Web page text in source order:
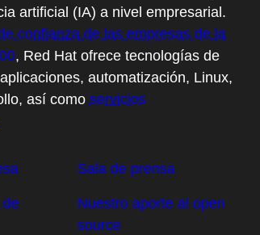
artificial (IA) a nivel empresarial.
confianza de las empresas de la
, Red Hat ofrece tecnologías de
automatización, Linux,
así como servicios
de
Sala de prensa
Nuestro aporte al open
source